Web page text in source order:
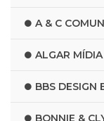
A & C
ALGAR MÍDIA
BBS DESIGN
BONNIE &